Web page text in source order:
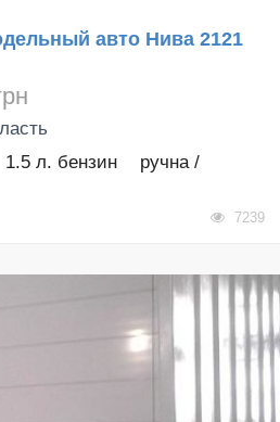
авто Нива 2121
1.5 л. бензин
ручна /
7239